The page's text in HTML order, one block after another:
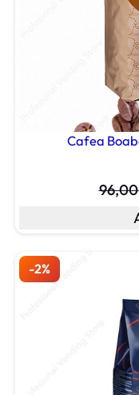
Cafea